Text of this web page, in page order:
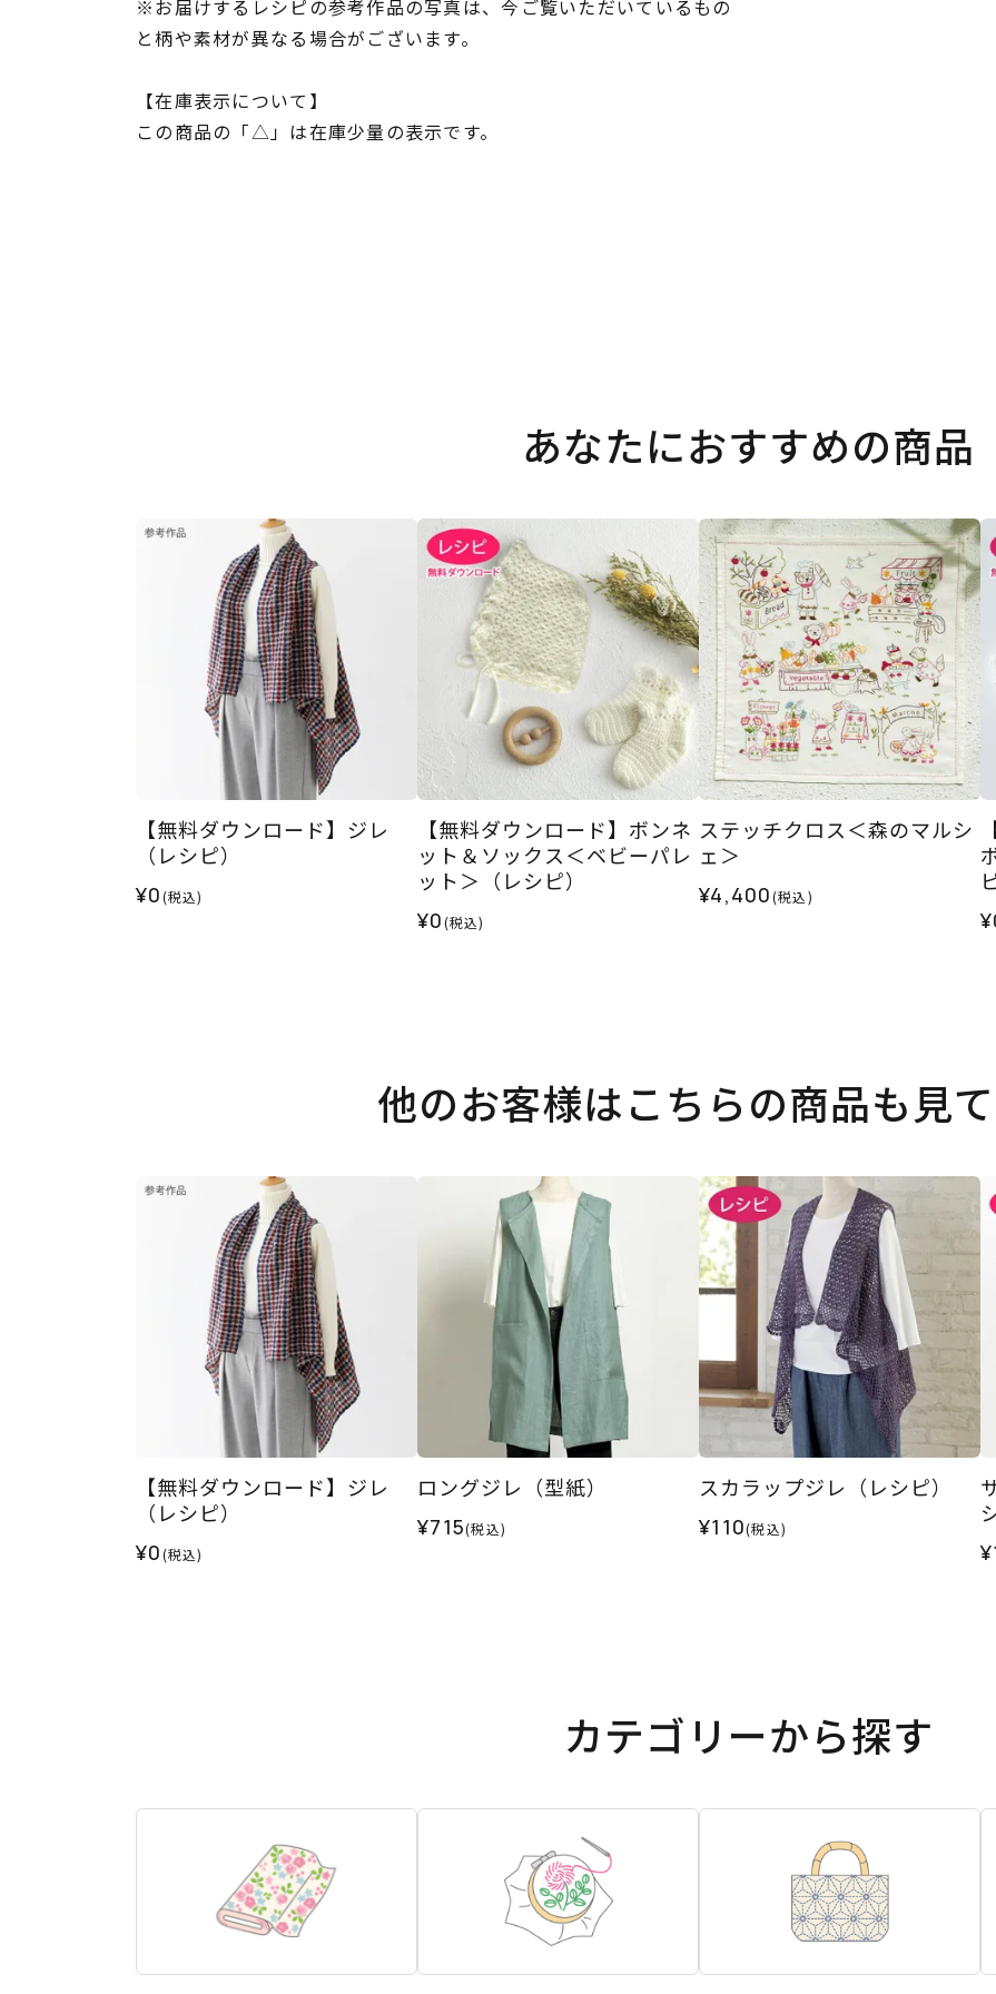
※お届けするレシピの参考作品の写真は、今ご覧いただいているもの
と柄や素材が異なる場合がございます。
【在庫表示について】
この商品の「△」は在庫少量の表示です。
あなたにおすすめの商品
【無料ダウンロード】ジレ
（レシピ）
¥0(税込)
【無料ダウンロード】ボンネ
ット＆ソックス＜ベビーパレ
ット＞（レシピ）
¥0(税込)
ステッチクロス＜森のマルシ
ェ＞
¥4,400(税込)
他のお客様はこちらの商品も見
【無料ダウンロード】ジレ
（レシピ）
¥0(税込)
ロングジレ（型紙）
¥715(税込)
スカラップジレ（レシピ）
¥110(税込)
カテゴリーから探す